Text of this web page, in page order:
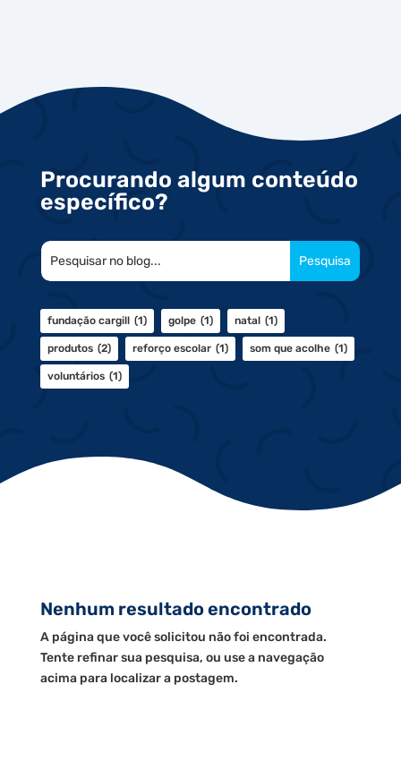
Procurando algum conteúdo
específico?
fundação cargill (1) golpe (1) natal (1)
produtos (2) reforço escolar (1) som que acolhe (1)
voluntários (1)
Nenhum resultado encontrado
A página que você solicitou não foi encontrada.
Tente refinar sua pesquisa, ou use a navegação
acima para localizar a postagem.